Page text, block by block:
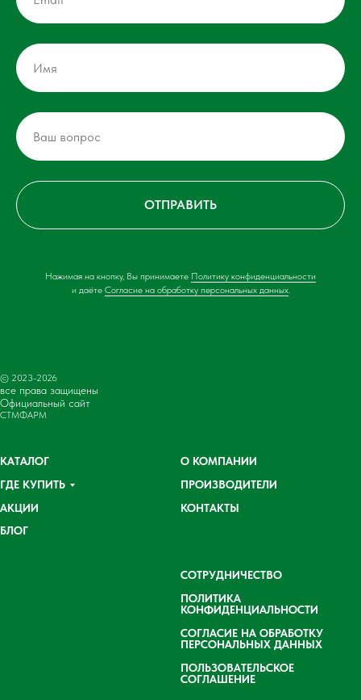
ОТПРАВИТЬ
Нажимая на кнопку, Вы принимаете Политику конфиденциальности
и даёте Согласие на обработку персональных данных.
© 2023-2026
все права защищены
Официальный сайт
СТМФАРМ
КАТАЛОГ
ГДЕ КУПИТЬ
АКЦИИ
БЛОГ
О КОМПАНИИ
ПРОИЗВОДИТЕЛИ
КОНТАКТЫ
СОТРУДНИЧЕСТВО
ПОЛИТИКА
КОНФИДЕНЦИАЛЬНОСТИ
СОГЛАСИЕ НА ОБРАБОТКУ
ПЕРСОНАЛЬНЫХ ДАННЫХ
ПОЛЬЗОВАТЕЛЬСКОЕ
СОГЛАШЕНИЕ